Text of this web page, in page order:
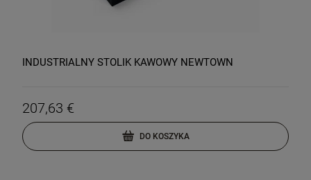
INDUSTRIALNY STOLIK KAWOWY NEWTOWN
207,63 €
DO KOSZYKA